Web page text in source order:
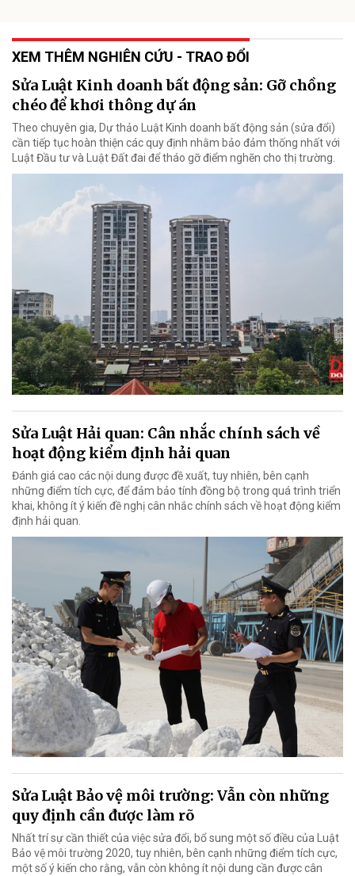
XEM THÊM NGHIÊN CỨU - TRAO ĐỔI
Sửa Luật Kinh doanh bất động sản: Gỡ chồng
chéo để khơi thông dự án
Theo chuyên gia, Dự thảo Luật Kinh doanh bất động sản (sửa đổi)
cần tiếp tục hoàn thiện các quy định nhằm bảo đảm thống nhất với
Luật Đầu tư và Luật Đất đai để tháo gỡ điểm nghẽn cho thị trường.
Sửa Luật Hải quan: Cân nhắc chính sách về
hoạt động kiểm định hải quan
Đánh giá cao các nội dung được đề xuất, tuy nhiên, bên cạnh
những điểm tích cực, để đảm bảo tính đồng bộ trong quá trình triển
khai, không ít ý kiến đề nghị cân nhắc chính sách về hoạt động kiểm
định hải quan.
Sửa Luật Bảo vệ môi trường: Vẫn còn những
quy định cần được làm rõ
Nhất trí sự cần thiết của việc sửa đổi, bổ sung một số điều của Luật
Bảo vệ môi trường 2020, tuy nhiên, bên cạnh những điểm tích cực,
một số ý kiến cho rằng, vẫn còn không ít nội dung cần được cân